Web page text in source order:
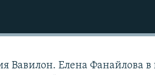
Вавилон. Елена Фанайлова